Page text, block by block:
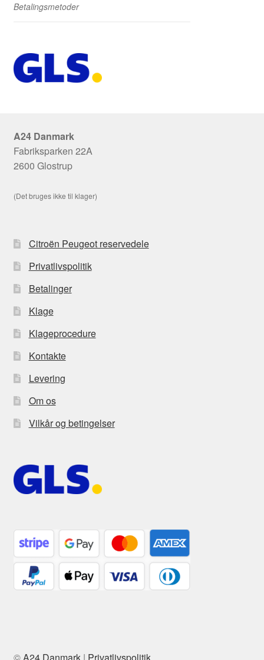
Betalingsmetoder
A24 Danmark
Fabriksparken 22A
2600 Glostrup
(Det bruges ikke til klager)
Citroën Peugeot reservedele
Privatlivspolitik
Betalinger
Klage
Klageprocedure
Kontakte
Levering
Om os
Vilkår og betingelser
© A24 Danmark| Privatlivspolitik